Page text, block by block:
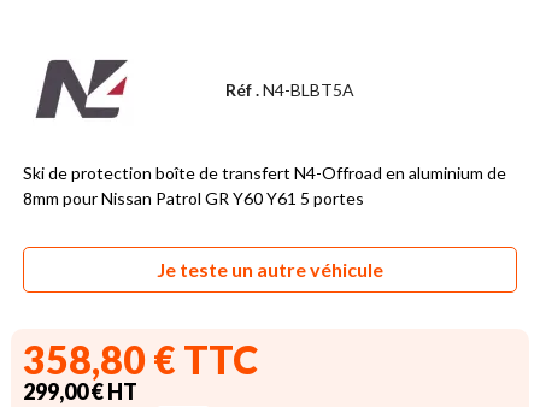
Réf .N4-BLBT5A
Ski de protection boîte de transfert N4-Offroad en aluminium de
8mm pour Nissan Patrol GR Y60 Y61 5 portes
Je teste un autre véhicule
358,80 € TTC
299,00 € HT